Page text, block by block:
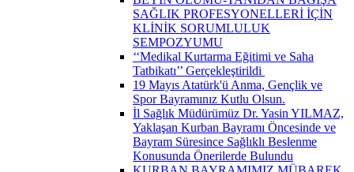
SAĞLIK PROFESYONELLERİ İÇİN
KLİNİK SORUMLULUK
SEMPOZYUMU
‘‘Medikal Kurtarma Eğitimi ve Saha
Tatbikatı’’ Gerçekleştirildi ​
19 Mayıs Atatürk'ü Anma, Gençlik ve
Spor Bayramınız Kutlu Olsun.
İl Sağlık Müdürümüz Dr. Yasin YILMAZ,
Yaklaşan Kurban Bayramı Öncesinde ve
Bayram Süresince Sağlıklı Beslenme
Konusunda Önerilerde Bulundu